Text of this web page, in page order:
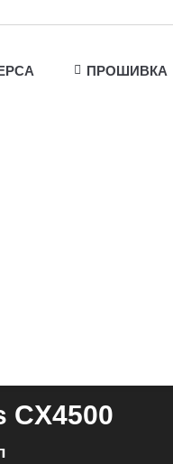
ПРОШИВКА
CX4500